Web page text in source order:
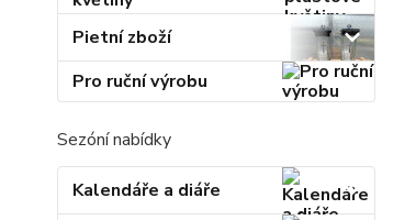
Pietní zboží
Pro ruční výrobu
Sezóní nabídky
Kalendáře a diáře